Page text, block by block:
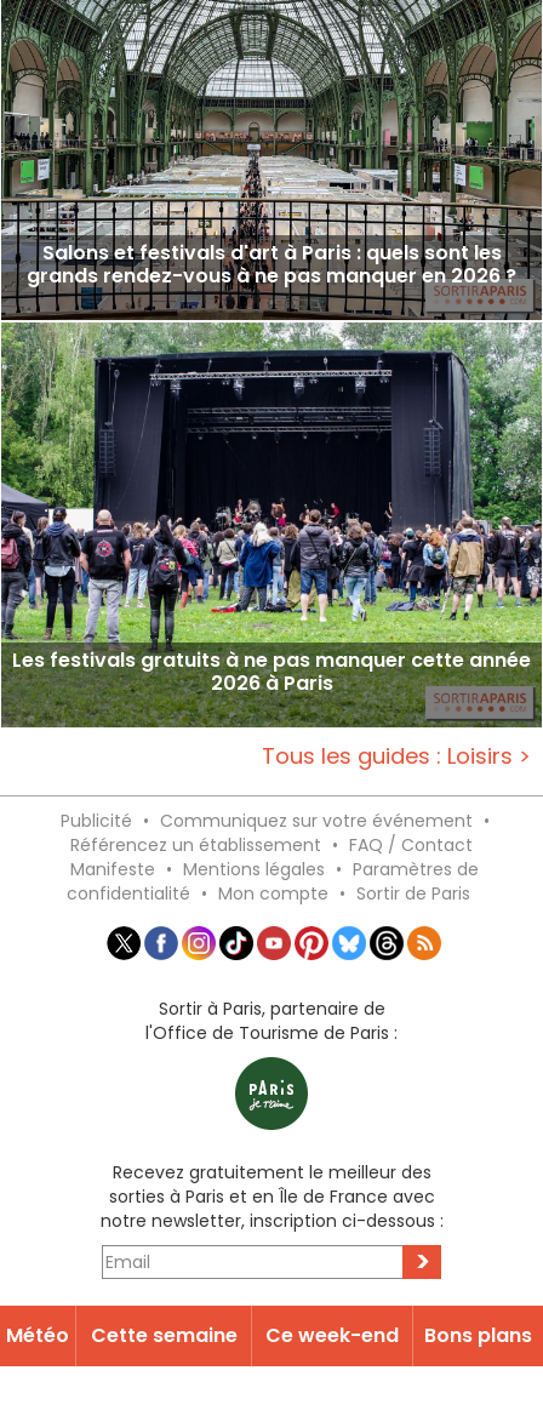
Salons et festivals d'art à Paris : quels sont les
grands rendez-vous à ne pas manquer en 2026 ?
Les festivals gratuits à ne pas manquer cette année
2026 à Paris
Tous les guides : Loisirs >
Publicité • Communiquez sur votre événement •
Référencez un établissement • FAQ / Contact
Manifeste • Mentions légales • Paramètres de
confidentialité • Mon compte • Sortir de Paris
Sortir à Paris, partenaire de
l'Office de Tourisme de Paris :
Recevez gratuitement le meilleur des
sorties à Paris et en Île de France avec
notre newsletter, inscription ci-dessous :
>
Météo Cette semaine Ce week-end Bons plans